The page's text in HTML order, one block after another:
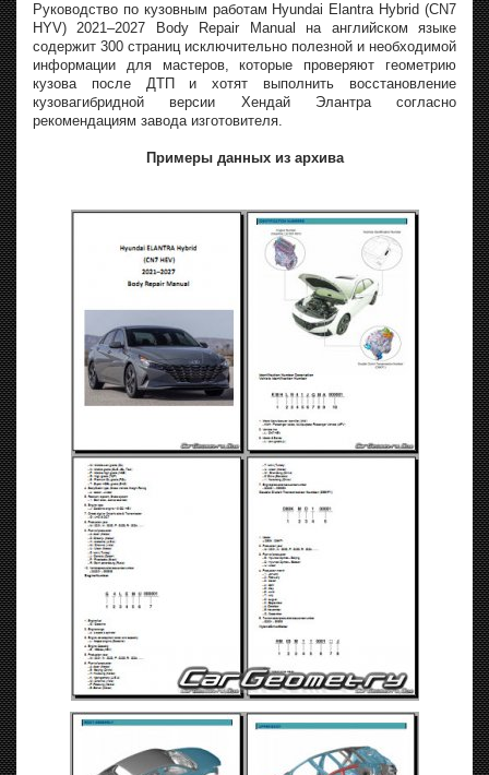
Руководство по кузовным работам Hyundai Elantra Hybrid (CN7
HYV) 2021–2027 Body Repair Manual на английском языке
содержит 300 страниц исключительно полезной и необходимой
информации для мастеров, которые проверяют геометрию
кузова после ДТП и хотят выполнить восстановление
кузовагибридной версии Хендай Элантра согласно
рекомендациям завода изготовителя.
Примеры данных из архива